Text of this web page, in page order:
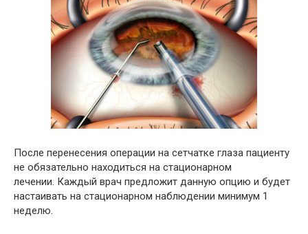
После перенесения операции на сетчатке глаза пациенту
не обязательно находиться на стационарном
лечении. Каждый врач предложит данную опцию и будет
настаивать на стационарном наблюдении минимум 1
неделю.